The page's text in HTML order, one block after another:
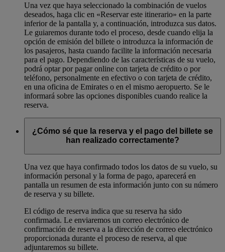
Una vez que haya seleccionado la combinación de vuelos
deseados, haga clic en «Reservar este itinerario» en la parte
inferior de la pantalla y, a continuación, introduzca sus datos.
Le guiaremos durante todo el proceso, desde cuando elija la
opción de emisión del billete o introduzca la información de
los pasajeros, hasta cuando facilite la información necesaria
para el pago. Dependiendo de las características de su vuelo,
podrá optar por pagar online con tarjeta de crédito o por
teléfono, personalmente en efectivo o con tarjeta de crédito,
en una oficina de Emirates o en el mismo aeropuerto. Se le
informará sobre las opciones disponibles cuando realice la
reserva.
¿Cómo sé que la reserva y el pago del billete se
han realizado correctamente?
Una vez que haya confirmado todos los datos de su vuelo, su
información personal y la forma de pago, aparecerá en
pantalla un resumen de esta información junto con su número
de reserva y su billete.
El código de reserva indica que su reserva ha sido
confirmada. Le enviaremos un correo electrónico de
confirmación de reserva a la dirección de correo electrónico
proporcionada durante el proceso de reserva, al que
adjuntaremos su billete.